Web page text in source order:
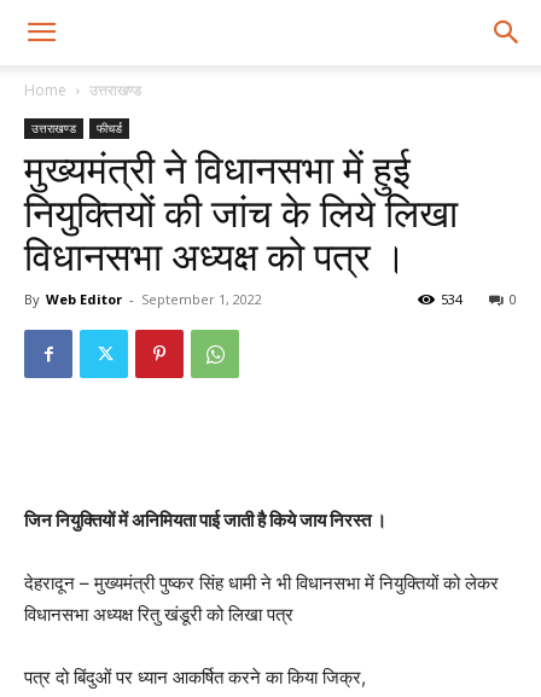
Home उत्तराखण्ड
उत्तराखण्ड फीचर्ड
मुख्यमंत्री ने विधानसभा में हुई
नियुक्तियों की जांच के लिये लिखा
विधानसभा अध्यक्ष को पत्र ।
By Web Editor - September 1, 2022 0
534
जिन नियुक्तियों में अनिमियता पाई जाती है किये जाय निरस्त ।
देहरादून – मुख्यमंत्री पुष्कर सिंह धामी ने भी विधानसभा में नियुक्तियों को लेकर
विधानसभा अध्यक्ष रितु खंडूरी को लिखा पत्र
पत्र दो बिंदुओं पर ध्यान आकर्षित करने का किया जिक्र,